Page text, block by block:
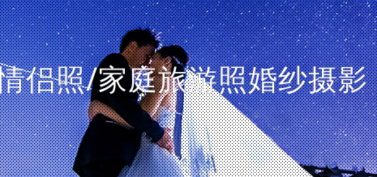
侣照/家庭旅游照婚纱摄影